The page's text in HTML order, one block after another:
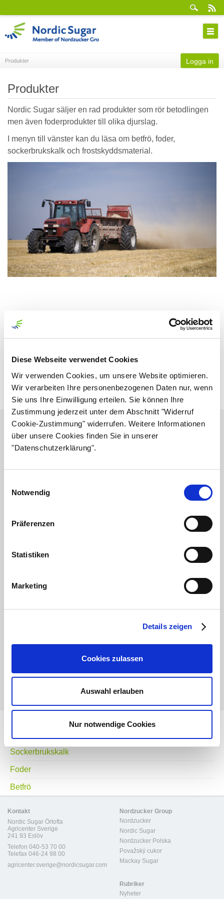
Diese Webseite verwendet Cookies
Wir verwenden Cookies, um unsere Website optimieren.
Wir verarbeiten Ihre personenbezogenen Daten nur, wenn
Sie uns Ihre Einwilligung erteilen. Sie können Ihre
Zustimmung jederzeit unter dem Abschnitt "Widerruf
Cookie-Zustimmung" widerrufen. Weitere Informationen
über unsere Cookies finden Sie in unserer
"Datenschutzerklärung".
Notwendig
Präferenzen
Statistiken
Marketing
Details zeigen
Cookies zulassen
Auswahl erlauben
Nur notwendige Cookies
Produkter Logga in
Sockerbrukskalk
Foder
Betfrö
Produkter
Nordic Sugar säljer en rad produkter som rör betodlingen
men även foderprodukter till olika djurslag.
I menyn till vänster kan du läsa om betfrö, foder,
sockerbrukskalk och frostskyddsmaterial.
Kontakt
Nordic Sugar Örtofta
Agricenter Sverige
241 93 Eslöv
Telefon 040-53 70 00
Telefax 046-24 98 00
agricenter.sverige@nordicsugar.com
Nordzucker Group
Nordzucker
Nordic Sugar
Nordzucker Polska
Považský cukor
Mackay Sugar
Rubriker
Nyheter